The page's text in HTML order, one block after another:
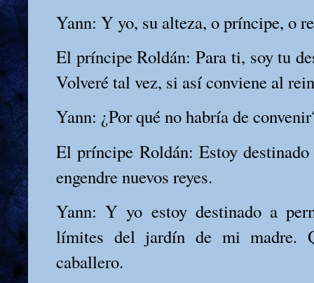
Yann: Y yo, su alteza, o príncipe, o
El príncipe Roldán: Para ti, soy tu
Volveré tal vez, si así conviene al
Yann: ¿Por qué no habría de
El príncipe Roldán: Estoy
engendre nuevos reyes.
Yann: Y yo estoy destinado a
límites del jardín de mi madre.
caballero.